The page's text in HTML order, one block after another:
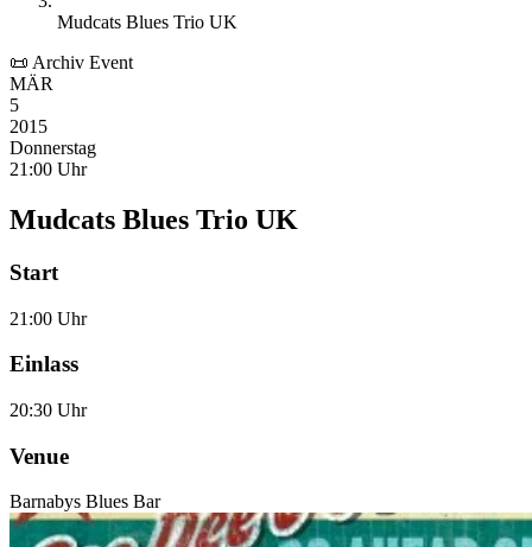
Mudcats Blues Trio UK
📜 Archiv Event
MÄR
5
2015
Donnerstag
21:00 Uhr
Mudcats Blues Trio UK
Start
21:00 Uhr
Einlass
20:30 Uhr
Venue
Barnabys Blues Bar